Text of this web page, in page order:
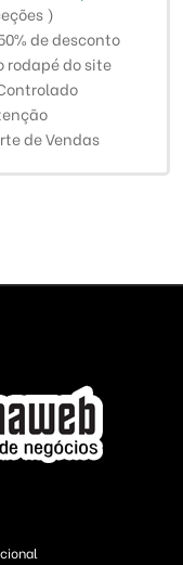
)
de desconto
rodapé do site
de Vendas